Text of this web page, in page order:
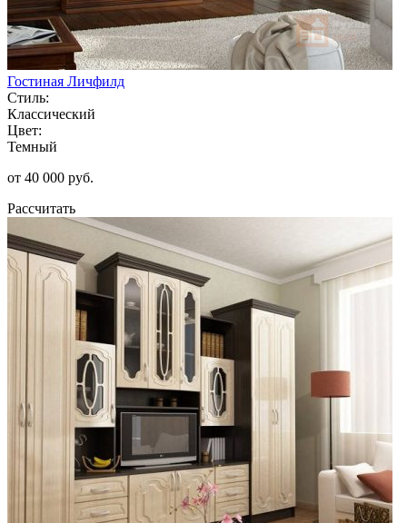
Гостиная Личфилд
Стиль:
Классический
Цвет:
Темный
от 40 000 руб.
Рассчитать